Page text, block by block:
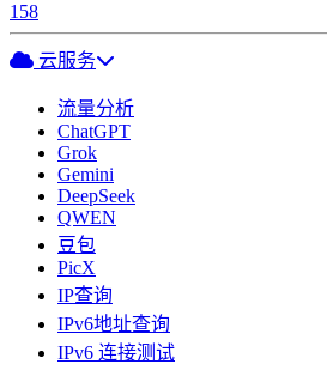
158
云服务
流量分析
ChatGPT
Grok
Gemini
DeepSeek
QWEN
豆包
PicX
IP查询
IPv6地址查询
IPv6 连接测试